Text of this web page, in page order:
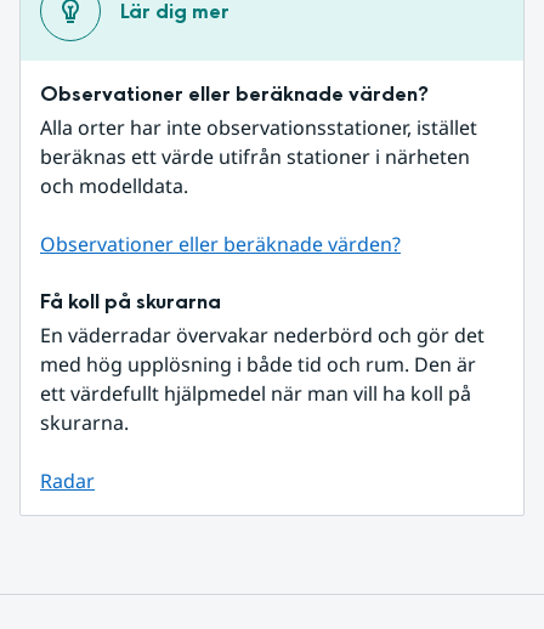
Lär dig mer
Observationer eller beräknade värden?
Alla orter har inte observationsstationer, istället
beräknas ett värde utifrån stationer i närheten
och modelldata.
Observationer eller beräknade värden?
Få koll på skurarna
En väderradar övervakar nederbörd och gör det
med hög upplösning i både tid och rum. Den är
ett värdefullt hjälpmedel när man vill ha koll på
skurarna.
Radar